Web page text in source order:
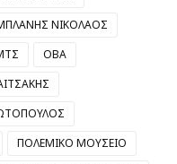
ΝΙΚΟΛΑΟΣ
ΟΒΑ
ΠΟΛΕΜΙΚΟ ΜΟΥΣΕΙΟ